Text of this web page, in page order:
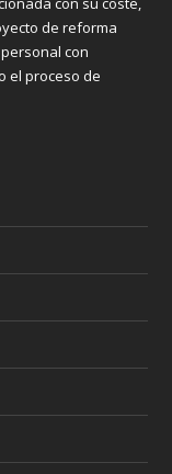
de reforma
con
el proceso de